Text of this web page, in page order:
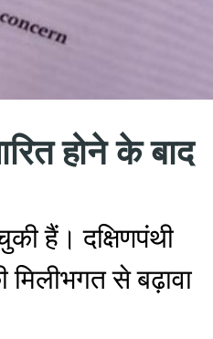
होने के बाद
हैं। दक्षिणपंथी
मिलीभगत से बढ़ावा